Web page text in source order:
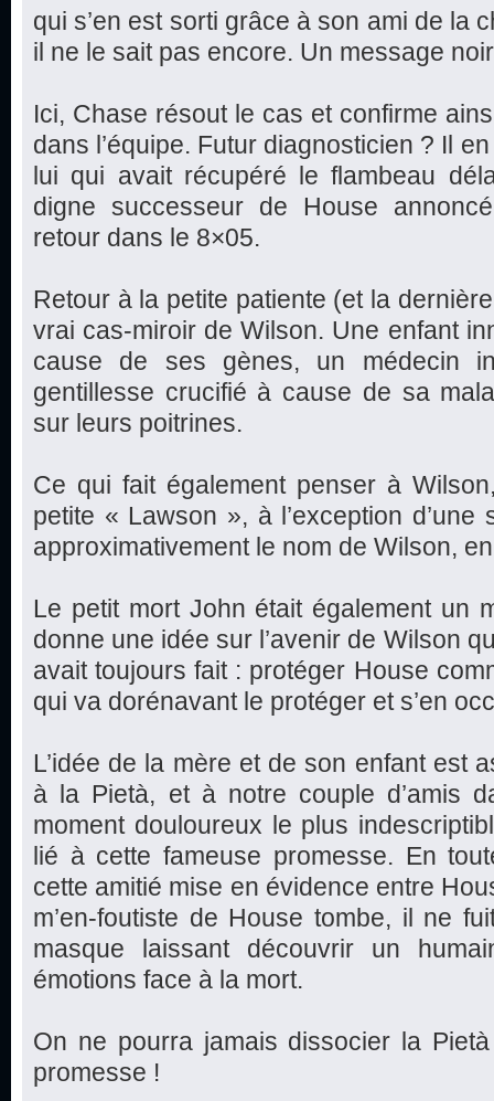
qui s’en est sorti grâce à son ami de la
il ne le sait pas encore. Un message
Ici, Chase résout le cas et confirme
dans l’équipe. Futur diagnosticien ? Il en
lui qui avait récupéré le flambeau
digne successeur de House
retour dans le 8×05.
Retour à la petite patiente (et la
vrai cas-miroir de Wilson. Une enfant
cause de ses gènes, un médecin
gentillesse crucifié à cause de sa
sur leurs poitrines.
Ce qui fait également penser à
petite « Lawson », à l’exception
approximativement le nom de Wilson,
Le petit mort John était également un
donne une idée sur l’avenir de Wilson
avait toujours fait : protéger House
qui va dorénavant le protéger et s’en
L’idée de la mère et de son enfant est
à la Pietà, et à notre couple d’amis
moment douloureux le plus
lié à cette fameuse promesse. En
cette amitié mise en évidence entre
m’en-foutiste de House tombe, il ne
masque laissant découvrir un
émotions face à la mort.
On ne pourra jamais dissocier la
promesse !